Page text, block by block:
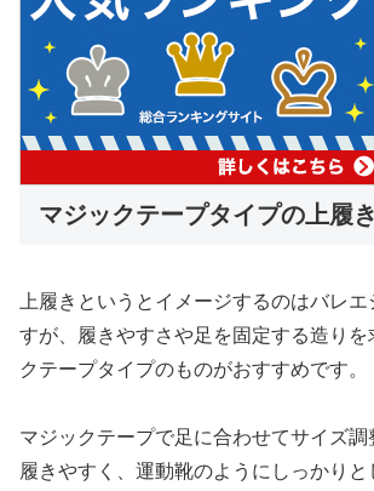
マジックテープタイプの上履き
上履きというとイメージするのはバレ
すが、履きやすさや足を固定する造りを
クテープタイプのものがおすすめです。
マジックテープで足に合わせてサイズ調
履きやすく、運動靴のようにしっかり